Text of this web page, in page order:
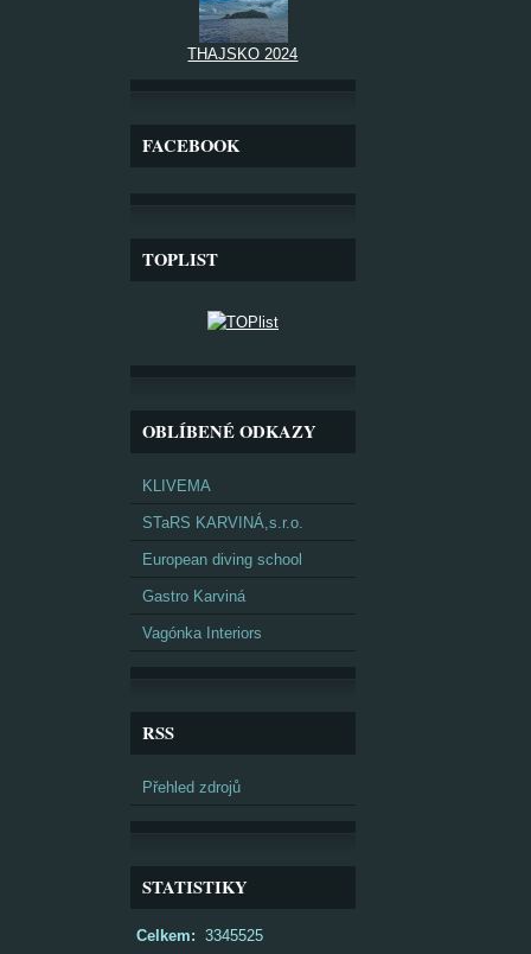
THAJSKO 2024
FACEBOOK
TOPLIST
OBLÍBENÉ ODKAZY
KLIVEMA
STaRS KARVINÁ,s.r.o.
European diving school
Gastro Karviná
Vagónka Interiors
RSS
Přehled zdrojů
STATISTIKY
Celkem: 3345525